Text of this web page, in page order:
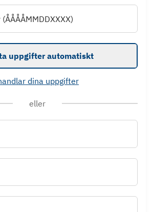
uppgifter automatiskt
dina uppgifter
eller